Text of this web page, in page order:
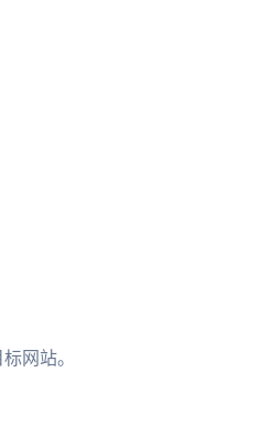
网站。